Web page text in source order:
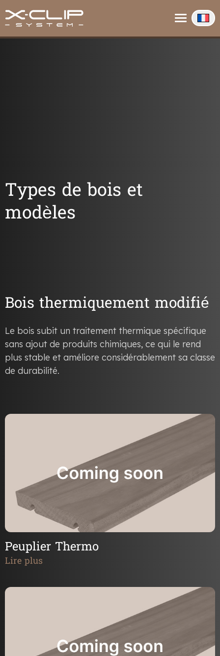
À propos de nous
Contact
Types de bois et
modèles
Bois thermiquement modifié
Le bois subit un traitement thermique spécifique
sans ajout de produits chimiques, ce qui le rend
plus stable et améliore considérablement sa classe
de durabilité.
Peuplier Thermo
Lire plus